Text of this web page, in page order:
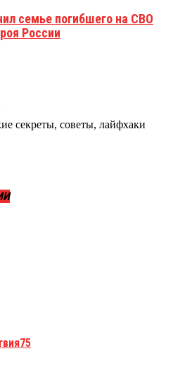
семье погибшего на СВО
России
секреты, советы, лайфхаки
75